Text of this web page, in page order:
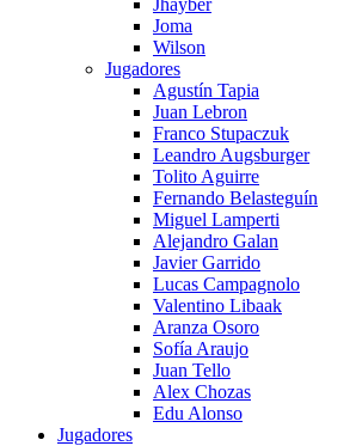
Jhayber
Joma
Wilson
Jugadores
Agustín Tapia
Juan Lebron
Franco Stupaczuk
Leandro Augsburger
Tolito Aguirre
Fernando Belasteguín
Miguel Lamperti
Alejandro Galan
Javier Garrido
Lucas Campagnolo
Valentino Libaak
Aranza Osoro
Sofía Araujo
Juan Tello
Alex Chozas
Edu Alonso
Jugadores